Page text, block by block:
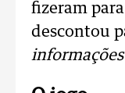
fizeram
descontou